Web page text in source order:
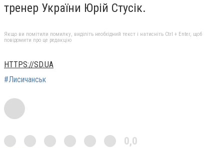
тренер України Юрій Стусік.
Якщо ви помітили помилку, виділіть необхідний текст і натисніть Ctrl + Enter, щоб
повідомити про це редакцію
HTTPS://SD.UA
#Лисичанськ
0,0